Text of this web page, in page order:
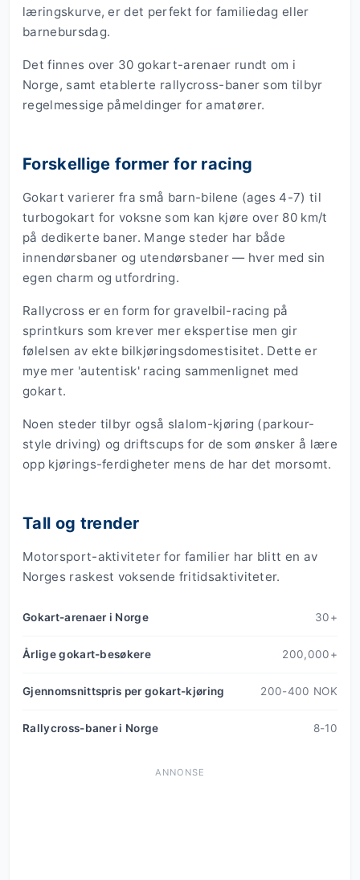
læringskurve, er det perfekt for familiedag eller
barnebursdag.
Det finnes over 30 gokart-arenaer rundt om i
Norge, samt etablerte rallycross-baner som tilbyr
regelmessige påmeldinger for amatører.
Forskellige former for racing
Gokart varierer fra små barn-bilene (ages 4-7) til
turbogokart for voksne som kan kjøre over 80 km/t
på dedikerte baner. Mange steder har både
innendørsbaner og utendørsbaner — hver med sin
egen charm og utfordring.
Rallycross er en form for gravelbil-racing på
sprintkurs som krever mer ekspertise men gir
følelsen av ekte bilkjøringsdomestisitet. Dette er
mye mer 'autentisk' racing sammenlignet med
gokart.
Noen steder tilbyr også slalom-kjøring (parkour-
style driving) og driftscups for de som ønsker å lære
opp kjørings-ferdigheter mens de har det morsomt.
Tall og trender
Motorsport-aktiviteter for familier har blitt en av
Norges raskest voksende fritidsaktiviteter.
Gokart-arenaer i Norge 30+
Årlige gokart-besøkere 200,000+
Gjennomsnittspris per gokart-kjøring 200-400 NOK
Rallycross-baner i Norge 8-10
ANNONSE